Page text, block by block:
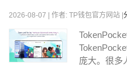
2026-08-07 | 作者: TP钱包官方网站 |
庞大。很多